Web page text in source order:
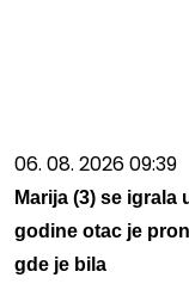
06. 08. 2026 09:39
Marija (3) se
godine otac je
gde je bila